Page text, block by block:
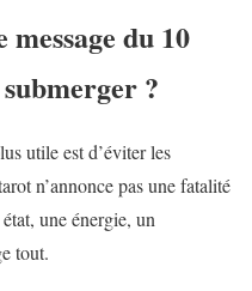
du 10
submerger ?
utile est d’éviter les
n’annonce pas une fatalité
une énergie, un
tout.